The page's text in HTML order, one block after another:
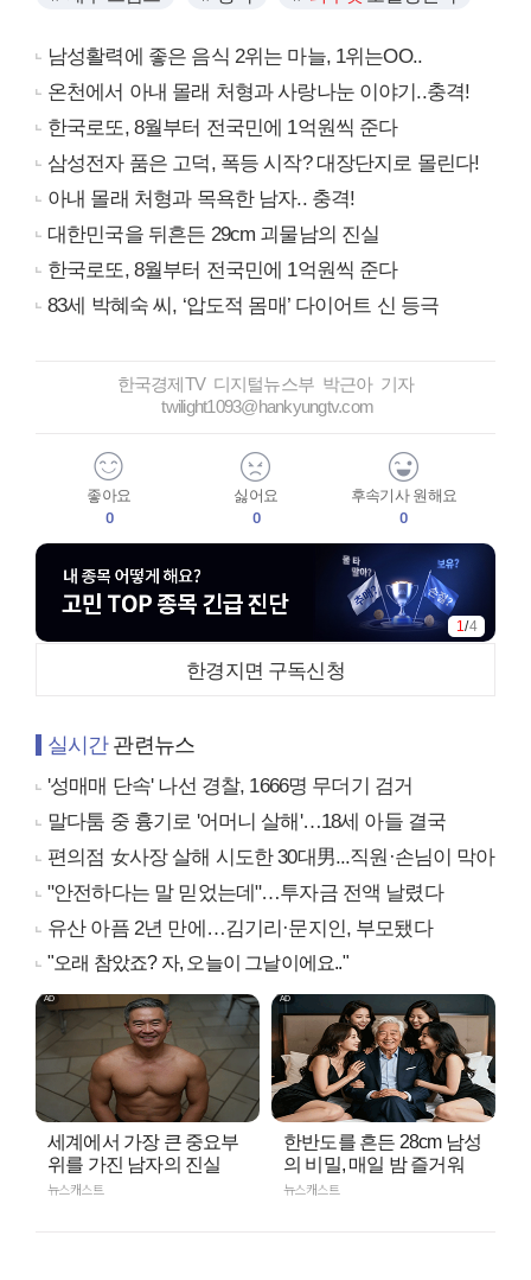
남성활력에 좋은 음식 2위는 마늘, 1위는OO..
온천에서 아내 몰래 처형과 사랑나눈 이야기..충격!
한국로또, 8월부터 전국민에 1억원씩 준다
삼성전자 품은 고덕, 폭등 시작? 대장단지로 몰린다!
아내 몰래 처형과 목욕한 남자.. 충격!
대한민국을 뒤흔든 29cm 괴물남의 진실
한국로또, 8월부터 전국민에 1억원씩 준다
83세 박혜숙 씨, ‘압도적 몸매’ 다이어트 신 등극
한국경제TV 디지털뉴스부 박근아 기자
twilight1093@hankyungtv.com
좋아요
0
싫어요
0
후속기사 원해요
0
1/4
한경지면 구독신청
실시간관련뉴스
'성매매 단속' 나선 경찰, 1666명 무더기 검거
말다툼 중 흉기로 '어머니 살해'…18세 아들 결국
편의점 女사장 살해 시도한 30대男...직원·손님이 막아
"안전하다는 말 믿었는데"…투자금 전액 날렸다
유산 아픔 2년 만에…김기리·문지인, 부모됐다
"오래 참았죠? 자, 오늘이 그날이에요.."
세계에서 가장 큰 중요부
위를 가진 남자의 진실
뉴스캐스트
한반도를 흔든 28cm 남성
의 비밀, 매일 밤 즐거워
뉴스캐스트